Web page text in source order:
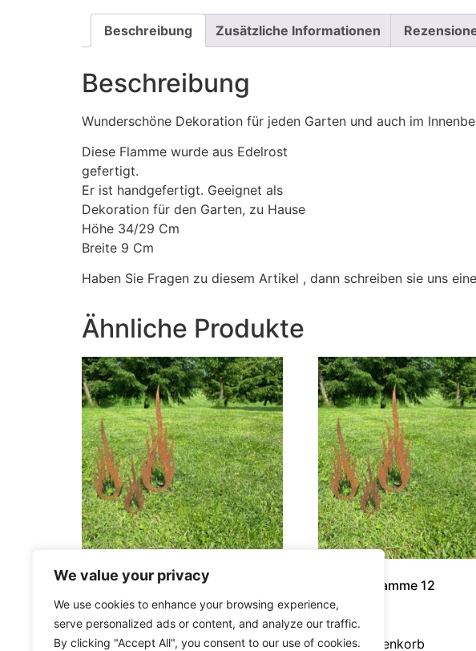
We value your privacy
We use cookies to enhance your browsing experience,
serve personalized ads or content, and analyze our traffic.
By clicking "Accept All", you consent to our use of cookies.
Beschreibung Zusätzliche Informationen
Beschreibung
Wunderschöne Dekoration für jeden Garten und auch im
Diese Flamme wurde aus Edelrost
gefertigt.
Er ist handgefertigt. Geeignet als
Dekoration für den Garten, zu Hause
Höhe 34/29 Cm
Breite 9 Cm
Haben Sie Fragen zu diesem Artikel , dann schreiben sie uns
Ähnliche Produkte
Edelrost Flamme 6 cm
8,00€
In den Warenkorb
Edelrost flamme 12
13,00
In den Warenkorb